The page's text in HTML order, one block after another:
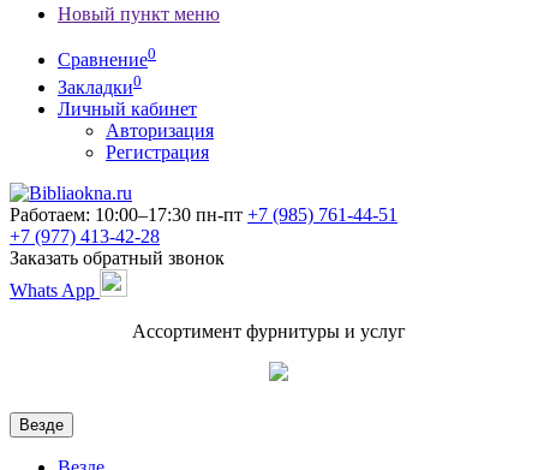
Новый пункт меню
Сравнение0
Закладки0
Личный кабинет
Авторизация
Регистрация
Работаем: 10:00–17:30 пн-пт +7 (985) 761-44-51
+7 (977) 413-42-28
Заказать обратный звонок
Whats App
Ассортимент фурнитуры и услуг
Везде